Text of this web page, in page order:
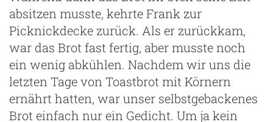
absitzen musste, kehrte Frank zur
Picknickdecke zurück. Als er zurückkam,
war das Brot fast fertig, aber musste noch
ein wenig abkühlen. Nachdem wir uns die
letzten Tage von Toastbrot mit Körnern
ernährt hatten, war unser selbstgebackenes
Brot einfach nur ein Gedicht. Um ja kein